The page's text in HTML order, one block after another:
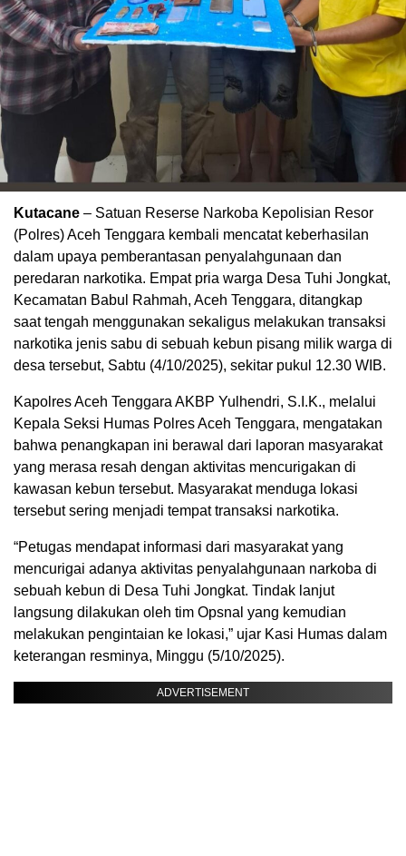
Kutacane – Satuan Reserse Narkoba Kepolisian Resor
(Polres) Aceh Tenggara kembali mencatat keberhasilan
dalam upaya pemberantasan penyalahgunaan dan
peredaran narkotika. Empat pria warga Desa Tuhi Jongkat,
Kecamatan Babul Rahmah, Aceh Tenggara, ditangkap
saat tengah menggunakan sekaligus melakukan transaksi
narkotika jenis sabu di sebuah kebun pisang milik warga di
desa tersebut, Sabtu (4/10/2025), sekitar pukul 12.30 WIB.
Kapolres Aceh Tenggara AKBP Yulhendri, S.I.K., melalui
Kepala Seksi Humas Polres Aceh Tenggara, mengatakan
bahwa penangkapan ini berawal dari laporan masyarakat
yang merasa resah dengan aktivitas mencurigakan di
kawasan kebun tersebut. Masyarakat menduga lokasi
tersebut sering menjadi tempat transaksi narkotika.
“Petugas mendapat informasi dari masyarakat yang
mencurigai adanya aktivitas penyalahgunaan narkoba di
sebuah kebun di Desa Tuhi Jongkat. Tindak lanjut
langsung dilakukan oleh tim Opsnal yang kemudian
melakukan pengintaian ke lokasi,” ujar Kasi Humas dalam
keterangan resminya, Minggu (5/10/2025).
ADVERTISEMENT